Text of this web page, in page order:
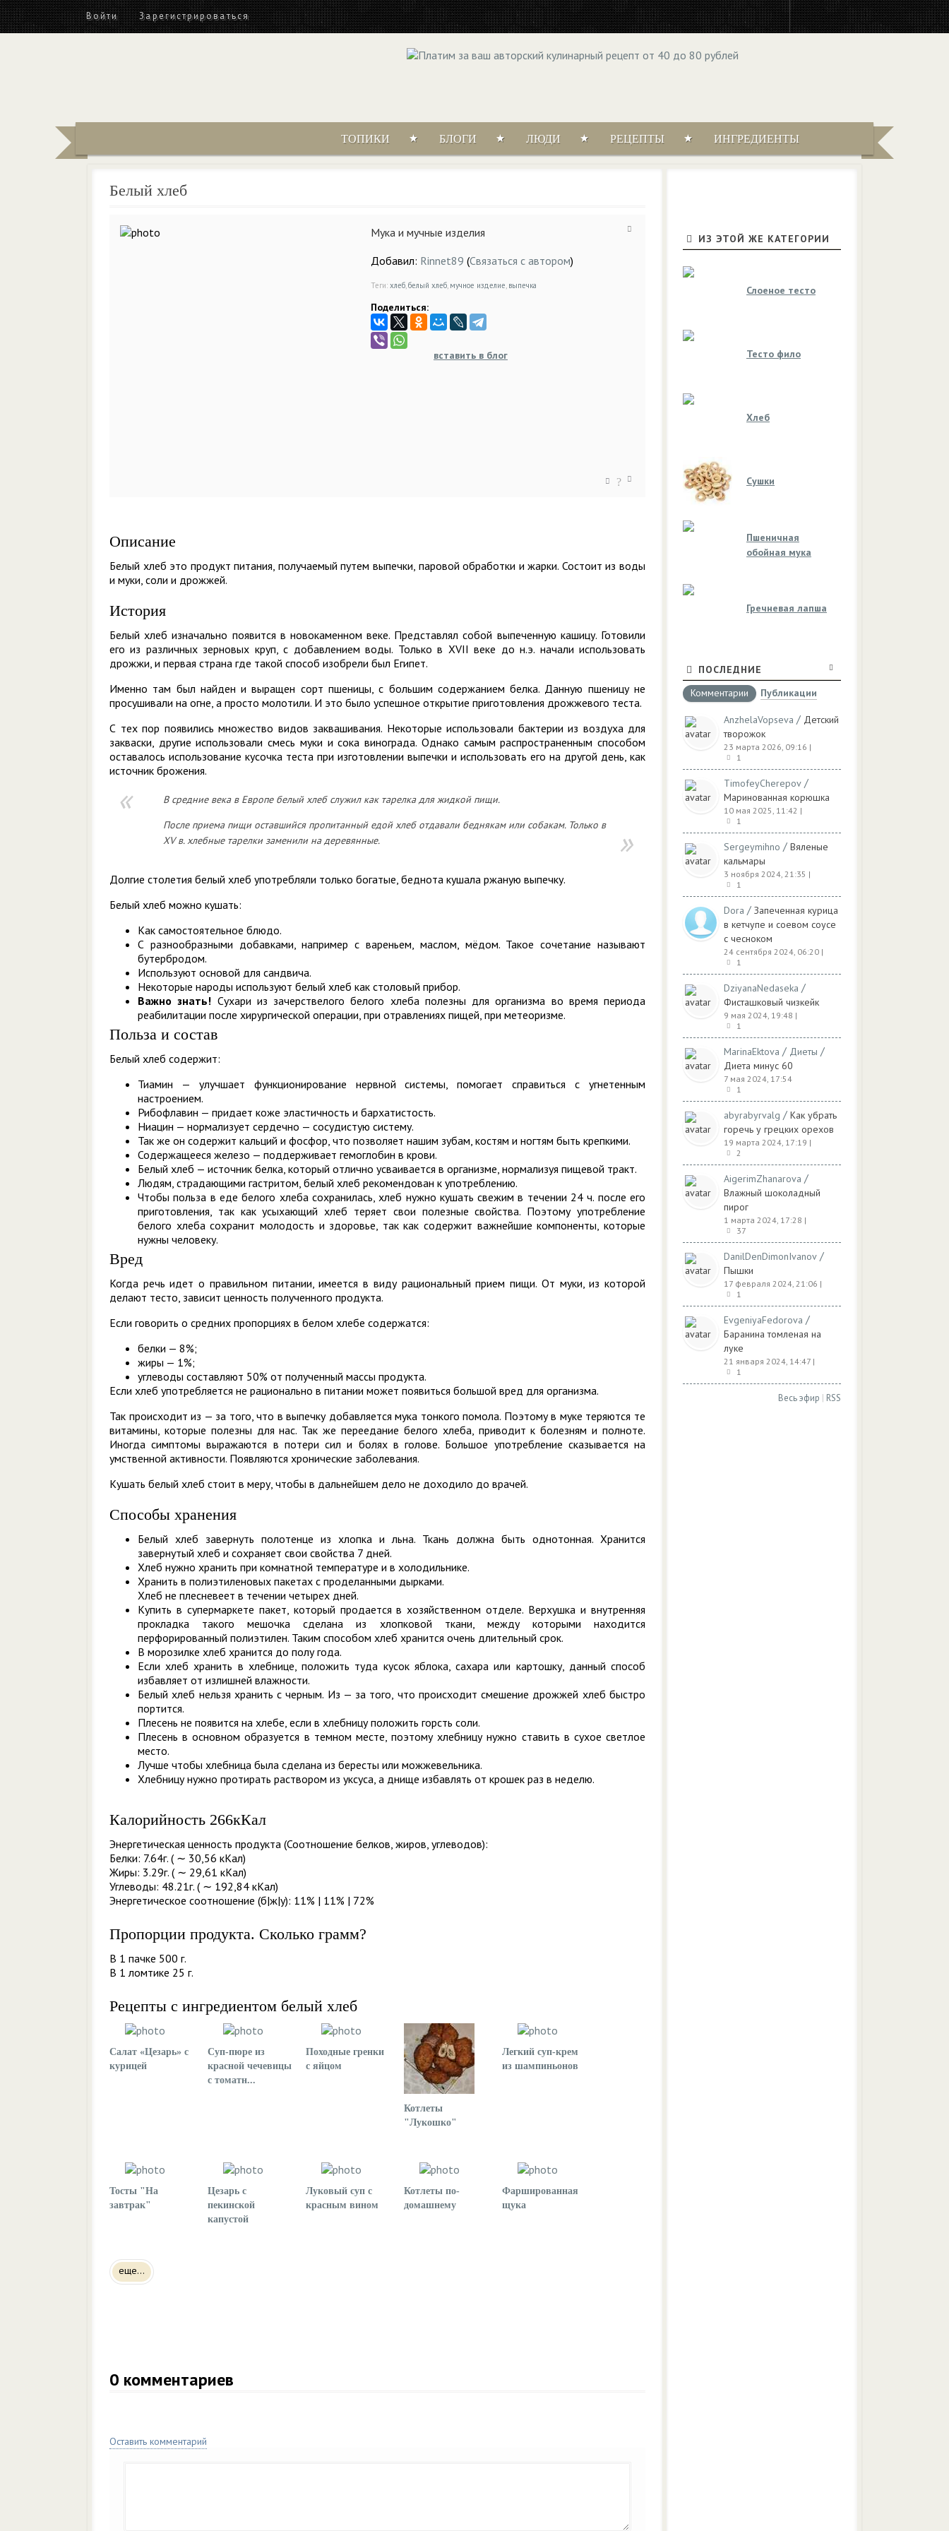
Войти Зарегистрироваться
ТОПИКИ БЛОГИ ЛЮДИ РЕЦЕПТЫ ИНГРЕДИЕНТЫ
Белый хлеб
Мука и мучные изделия
?
Добавил: Rinnet89 (Связаться с автором)
Теги: хлеб,белый хлеб, мучное изделие, выпечка
Поделиться:
вставить в блог
Описание
Белый хлеб это продукт питания, получаемый путем выпечки, паровой обработки и жарки. Состоит из воды
и муки, соли и дрожжей.
История
Белый хлеб изначально появится в новокаменном веке. Представлял собой выпеченную кашицу. Готовили
его из различных зерновых круп, с добавлением воды. Только в XVII веке до н.э. начали использовать
дрожжи, и первая страна где такой способ изобрели был Египет.
Именно там был найден и выращен сорт пшеницы, с большим содержанием белка. Данную пшеницу не
просушивали на огне, а просто молотили. И это было успешное открытие приготовления дрожжевого теста.
С тех пор появились множество видов заквашивания. Некоторые использовали бактерии из воздуха для
закваски, другие использовали смесь муки и сока винограда. Однако самым распространенным способом
оставалось использование кусочка теста при изготовлении выпечки и использовать его на другой день, как
источник брожения.
В средние века в Европе белый хлеб служил как тарелка для жидкой пищи.
После приема пищи оставшийся пропитанный едой хлеб отдавали беднякам или собакам. Только в
XV в. хлебные тарелки заменили на деревянные.
Долгие столетия белый хлеб употребляли только богатые, беднота кушала ржаную выпечку.
Белый хлеб можно кушать:
Как самостоятельное блюдо.
С разнообразными добавками, например с вареньем, маслом, мёдом. Такое сочетание называют
бутербродом.
Используют основой для сандвича.
Некоторые народы используют белый хлеб как столовый прибор.
Важно знать! Сухари из зачерствелого белого хлеба полезны для организма во время периода
реабилитации после хирургической операции, при отравлениях пищей, при метеоризме.
Польза и состав
Белый хлеб содержит:
Тиамин — улучшает функционирование нервной системы, помогает справиться с угнетенным
настроением.
Рибофлавин — придает коже эластичность и бархатистость.
Ниацин — нормализует сердечно — сосудистую систему.
Так же он содержит кальций и фосфор, что позволяет нашим зубам, костям и ногтям быть крепкими.
Содержащееся железо — поддерживает гемоглобин в крови.
Белый хлеб — источник белка, который отлично усваивается в организме, нормализуя пищевой тракт.
Людям, страдающими гастритом, белый хлеб рекомендован к употреблению.
Чтобы польза в еде белого хлеба сохранилась, хлеб нужно кушать свежим в течении 24 ч. после его
приготовления, так как усыхающий хлеб теряет свои полезные свойства. Поэтому употребление
белого хлеба сохранит молодость и здоровье, так как содержит важнейшие компоненты, которые
нужны человеку.
Вред
Когда речь идет о правильном питании, имеется в виду рациональный прием пищи. От муки, из которой
делают тесто, зависит ценность полученного продукта.
Если говорить о средних пропорциях в белом хлебе содержатся:
белки — 8%;
жиры — 1%;
углеводы составляют 50% от полученный массы продукта.
Если хлеб употребляется не рационально в питании может появиться большой вред для организма.
Так происходит из — за того, что в выпечку добавляется мука тонкого помола. Поэтому в муке теряются те
витамины, которые полезны для нас. Так же переедание белого хлеба, приводит к болезням и полноте.
Иногда симптомы выражаются в потери сил и болях в голове. Большое употребление сказывается на
умственной активности. Появляются хронические заболевания.
Кушать белый хлеб стоит в меру, чтобы в дальнейшем дело не доходило до врачей.
Способы хранения
Белый хлеб завернуть полотенце из хлопка и льна. Ткань должна быть однотонная. Хранится
завернутый хлеб и сохраняет свои свойства 7 дней.
Хлеб нужно хранить при комнатной температуре и в холодильнике.
Хранить в полиэтиленовых пакетах с проделанными дырками.
Хлеб не плесневеет в течении четырех дней.
Купить в супермаркете пакет, который продается в хозяйственном отделе. Верхушка и внутренняя
прокладка такого мешочка сделана из хлопковой ткани, между которыми находится
перфорированный полиэтилен. Таким способом хлеб хранится очень длительный срок.
В морозилке хлеб хранится до полу года.
Если хлеб хранить в хлебнице, положить туда кусок яблока, сахара или картошку, данный способ
избавляет от излишней влажности.
Белый хлеб нельзя хранить с черным. Из — за того, что происходит смешение дрожжей хлеб быстро
портится.
Плесень не появится на хлебе, если в хлебницу положить горсть соли.
Плесень в основном образуется в темном месте, поэтому хлебницу нужно ставить в сухое светлое
место.
Лучше чтобы хлебница была сделана из бересты или можжевельника.
Хлебницу нужно протирать раствором из уксуса, а днище избавлять от крошек раз в неделю.
Калорийность 266кКал
Энергетическая ценность продукта (Соотношение белков, жиров, углеводов):
Белки: 7.64г. ( ∼ 30,56 кКал)
Жиры: 3.29г. ( ∼ 29,61 кКал)
Углеводы: 48.21г. ( ∼ 192,84 кКал)
Энергетическое соотношение (б|ж|у): 11% | 11% | 72%
Пропорции продукта. Сколько грамм?
В 1 пачке 500 г.
В 1 ломтике 25 г.
Рецепты с ингредиентом белый хлеб
Салат «Цезарь» с
курицей
Суп-пюре из
красной чечевицы
с томатн...
Походные гренки
с яйцом
Котлеты
"Лукошко"
Легкий суп-крем
из шампиньонов
Тосты "На
завтрак"
Цезарь с
пекинской
капустой
Луковый суп с
красным вином
Котлеты по-
домашнему
Фаршированная
щука
еще...
0 комментариев
Оставить комментарий
ИЗ ЭТОЙ ЖЕ КАТЕГОРИИ
Слоеное тесто
Тесто фило
Хлеб
Сушки
Пшеничная
обойная мука
Гречневая лапша
ПОСЛЕДНИЕ
Комментарии
Публикации
AnzhelaVopseva / Детский
творожок
23 марта 2026, 09:16 |
1
TimofeyCherepov /
Маринованная корюшка
10 мая 2025, 11:42 |
1
Sergeymihno / Вяленые
кальмары
3 ноября 2024, 21:35 |
1
Dora / Запеченная курица
в кетчупе и соевом соусе
с чесноком
24 сентября 2024, 06:20 |
1
DziyanaNedaseka /
Фисташковый чизкейк
9 мая 2024, 19:48 |
1
MarinaEktova / Диеты /
Диета минус 60
7 мая 2024, 17:54
1
abyrabyrvalg / Как убрать
горечь у грецких орехов
19 марта 2024, 17:19 |
2
AigerimZhanarova /
Влажный шоколадный
пирог
1 марта 2024, 17:28 |
37
DanilDenDimonIvanov /
Пышки
17 февраля 2024, 21:06 |
1
EvgeniyaFedorova /
Баранина томленая на
луке
21 января 2024, 14:47 |
1
Весь эфир | RSS